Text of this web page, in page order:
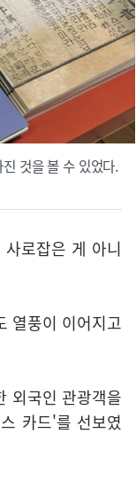
것을 볼 수 있었다.
로잡은 게 아니
열풍이 이어지고
외국인 관광객을
카드'를 선보였